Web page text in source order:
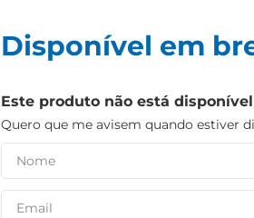
Disponível em
Este produto não está
Quero que me avisem quando estiver